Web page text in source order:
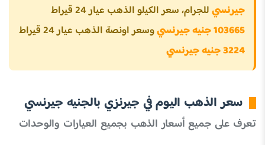
جيرنسيللجرام، سعر الكيلو الذهب عيار 24 قيراط
103665 جنيه جيرنسي
وسعر اونصة الذهب عيار 24 قيراط
3224 جنيه جيرنسي
سعر الذهب اليوم في جيرنزي بالجنيه جيرنسي
تعرف على جميع أسعار الذهب بجميع العيارات والوحدات